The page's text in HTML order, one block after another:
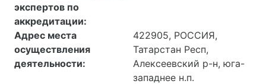
экспертов по
аккредитации:
Адрес места
осуществления
деятельности:
422905, РОССИЯ,
Татарстан Респ,
Алексеевский р-н, юга-
западнее н.п.